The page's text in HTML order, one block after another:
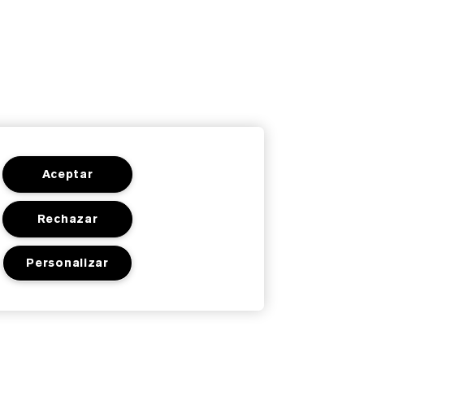
Aceptar
Rechazar
Personalizar